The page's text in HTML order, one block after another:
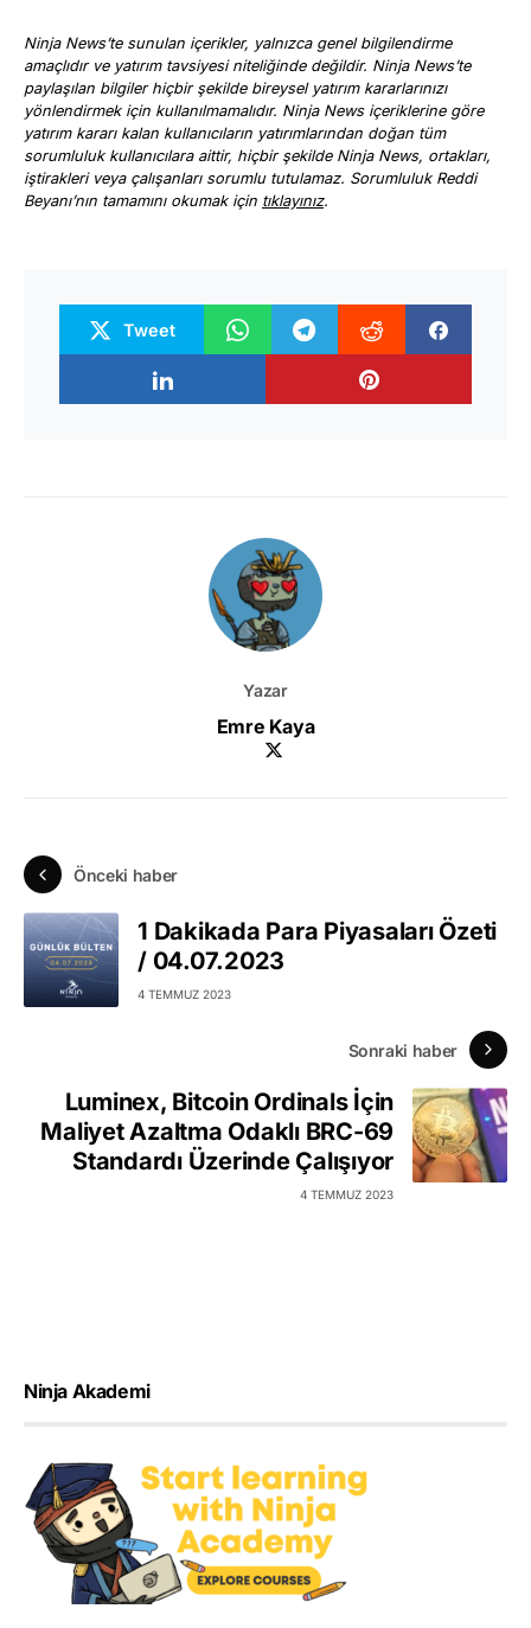
Ninja News’te sunulan içerikler, yalnızca genel bilgilendirme
amaçlıdır ve yatırım tavsiyesi niteliğinde değildir. Ninja News’te
paylaşılan bilgiler hiçbir şekilde bireysel yatırım kararlarınızı
yönlendirmek için kullanılmamalıdır. Ninja News içeriklerine göre
yatırım kararı kalan kullanıcıların yatırımlarından doğan tüm
sorumluluk kullanıcılara aittir, hiçbir şekilde Ninja News, ortakları,
iştirakleri veya çalışanları sorumlu tutulamaz. Sorumluluk Reddi
Beyanı’nın tamamını okumak için tıklayınız.
Tweet
Yazar
Emre Kaya
Önceki haber
1 Dakikada Para Piyasaları Özeti
/ 04.07.2023
4 TEMMUZ 2023
Sonraki haber
Luminex, Bitcoin Ordinals İçin
Maliyet Azaltma Odaklı BRC-69
Standardı Üzerinde Çalışıyor
4 TEMMUZ 2023
Ninja Akademi